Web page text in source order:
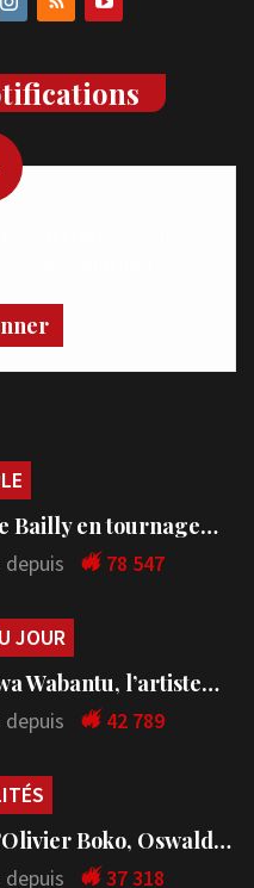
Bailly en tournage…
depuis 78 547
JOUR
Wabantu, l’artiste…
depuis 42 789
Boko, Oswald…
depuis 37 318